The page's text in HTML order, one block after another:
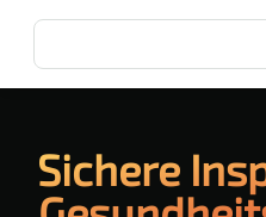
Sichere